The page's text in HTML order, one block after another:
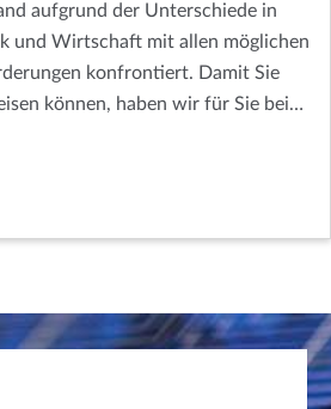
aufgrund der Unterschiede in
und Wirtschaft mit allen möglichen
konfrontiert. Damit Sie
können, haben wir für Sie bei